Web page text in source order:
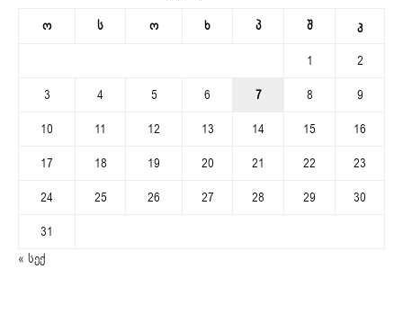
ო ს ო ხ პ შ კ
1
2
3
4 5 6 7 8
9
10
11 12 13 14 15
16
17
18 19 20 21 22
23
24
25 26 27 28 29
30
31
« სექ